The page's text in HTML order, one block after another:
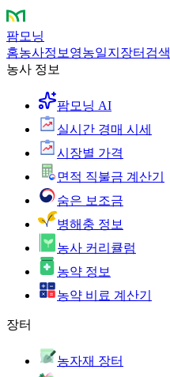
팜모닝
홈농사정보 영농일지 장터 검색
농사 정보
팜모닝 AI
실시간 경매 시세
시장별 가격
면적 직불금 계산기
숨은 보조금
병해충 정보
농사 커리큘럼
농약 정보
농약 비료 계산기
장터
농자재 장터